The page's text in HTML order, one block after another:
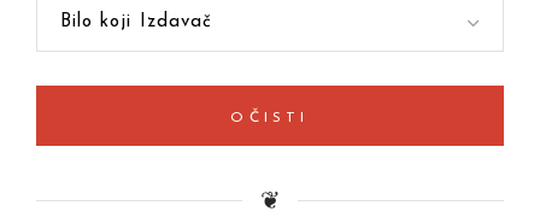
Bilo koji Izdavač
OČISTI
❦